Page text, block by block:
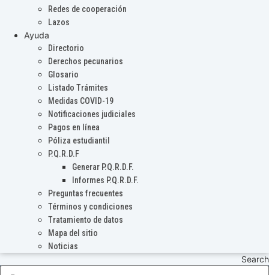
Redes de cooperación
Lazos
Ayuda
Directorio
Derechos pecunarios
Glosario
Listado Trámites
Medidas COVID-19
Notificaciones judiciales
Pagos en línea
Póliza estudiantil
P.Q.R.D.F
Generar P.Q.R.D.F.
Informes P.Q.R.D.F.
Preguntas frecuentes
Términos y condiciones
Tratamiento de datos
Mapa del sitio
Noticias
Search